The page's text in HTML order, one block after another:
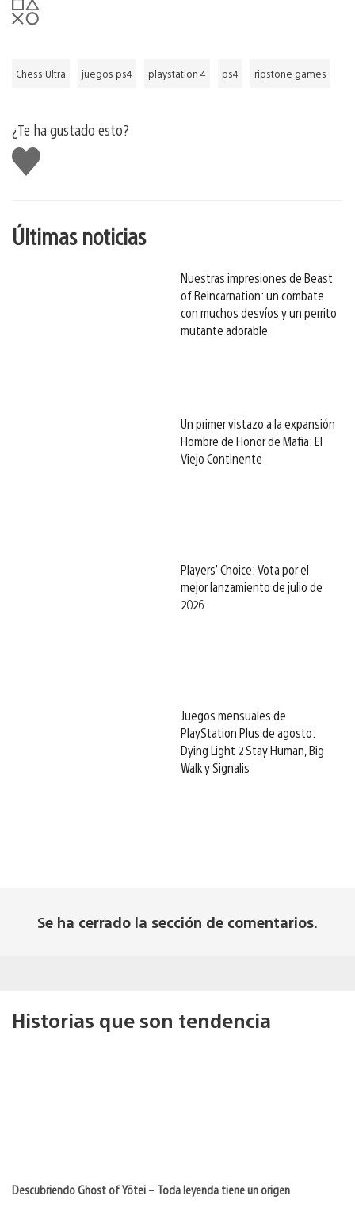
Chess Ultra juegos ps4 playstation 4 ps4 ripstone games
¿Te ha gustado esto?
Me
gusta
Últimas noticias
Nuestras impresiones de Beast
of Reincarnation: un combate
con muchos desvíos y un perrito
mutante adorable
Un primer vistazo a la expansión
Hombre de Honor de Mafia: El
Viejo Continente
Players’ Choice: Vota por el
mejor lanzamiento de julio de
2026
Juegos mensuales de
PlayStation Plus de agosto:
Dying Light 2 Stay Human, Big
Walk y Signalis
Se ha cerrado la sección de comentarios.
Historias que son tendencia
Descubriendo Ghost of Yōtei – Toda leyenda tiene un origen